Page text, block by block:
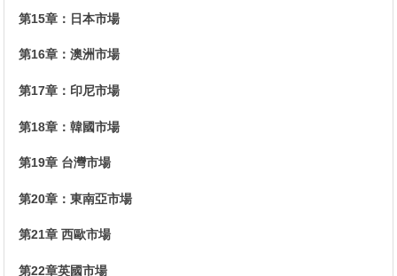
第15章：日本市場
第16章：澳洲市場
第17章：印尼市場
第18章：韓國市場
第19章 台灣市場
第20章：東南亞市場
第21章 西歐市場
第22章英國市場